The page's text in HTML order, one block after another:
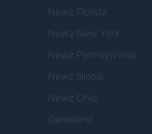
Newz Florida
Newz New York
Newz Pennsylvania
Newz Illinois
Newz Ohio
Gameland